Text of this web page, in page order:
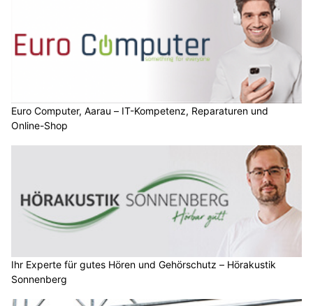
Euro Computer, Aarau – IT-Kompetenz, Reparaturen und
Online-Shop
Ihr Experte für gutes Hören und Gehörschutz – Hörakustik
Sonnenberg